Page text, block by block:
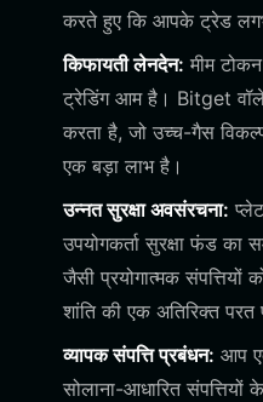
करते हुए कि आपके ट्रेड
किफायती लेनदेन: मीम
ट्रेडिंग आम है। Bitget
करता है, जो उच्च-गैस
एक बड़ा लाभ है।
उन्नत सुरक्षा अवसंरचना:
उपयोगकर्ता सुरक्षा फंड का
जैसी प्रयोगात्मक
शांति की एक अतिरिक्त परत
व्यापक संपत्ति प्रबंधन: आप
सोलाना-आधारित